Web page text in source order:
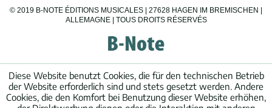
© 2019 B-NOTE ÉDITIONS MUSICALES | 27628 HAGEN IM BREMISCHEN |
ALLEMAGNE | TOUS DROITS RÉSERVÉS
Diese Website benutzt Cookies, die für den technischen Betrieb
der Website erforderlich sind und stets gesetzt werden. Andere
Cookies, die den Komfort bei Benutzung dieser Website erhöhen,